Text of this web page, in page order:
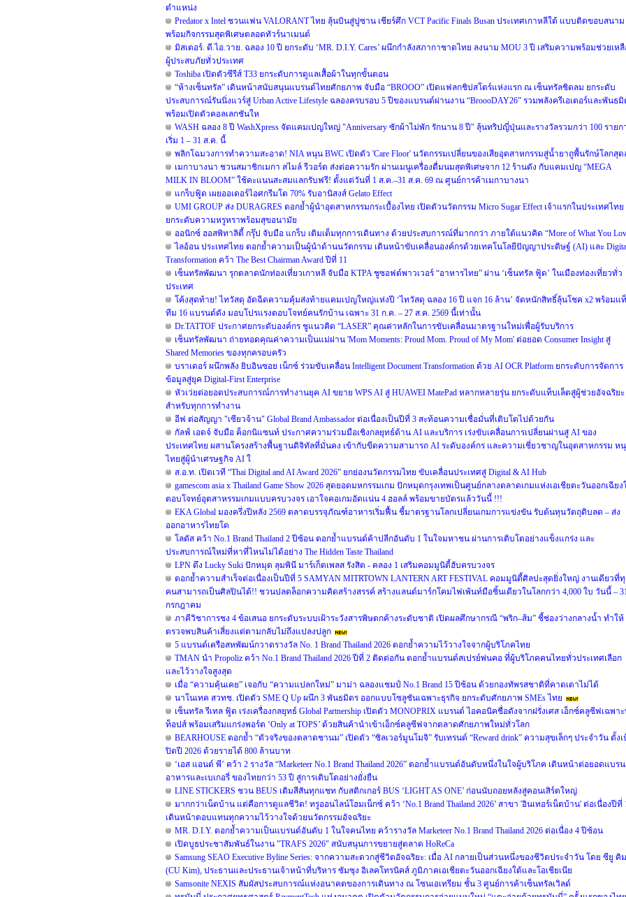
ตำแหน่ง
Predator x Intel ชวนแฟน VALORANT ไทย ลุ้นบินสู่ปูซาน เชียร์ศึก VCT Pacific Finals Busan ประเทศเกาหลีใต้ แบบติดขอบสนาม
พร้อมกิจกรรมสุดพิเศษตลอดทัวร์นาเมนต์
มิสเตอร์. ดี.ไอ.วาย. ฉลอง 10 ปี ยกระดับ ‘MR. D.I.Y. Cares’ ผนึกกำลังสภากาชาดไทย ลงนาม MOU 3 ปี เสริมความพร้อมช่วยเห
ผู้ประสบภัยทั่วประเทศ
Toshiba เปิดตัวซีรีส์ T33 ยกระดับการดูแลเสื้อผ้าในทุกขั้นตอน
“ห้างเซ็นทรัล” เดินหน้าสนับสนุนแบรนด์ไทยศักยภาพ จับมือ “BROOO” เปิดแฟลกชิปสโตร์แห่งแรก ณ เซ็นทรัลชิดลม ยกระดับ
ประสบการณ์รันนิ่งแวร์สู่ Urban Active Lifestyle ฉลองครบรอบ 5 ปีของแบรนด์ผ่านงาน “BroooDAY26” รวมพลังครีเอเตอร์และพันธมิ
พร้อมเปิดตัวคอลเลกชันให
WASH ฉลอง 8 ปี WashXpress จัดแคมเปญใหญ่ "Anniversary ซักผ้าไม่พัก รักนาน 8 ปี" ลุ้นทริปญี่ปุ่นและรางวัลรวมกว่า 100 รายก
เริ่ม 1 – 31 ส.ค. นี้
พลิกโฉมวงการทำความสะอาด! NIA หนุน BWC เปิดตัว 'Care Floor' นวัตกรรมเปลี่ยนของเสียอุตสาหกรรมสู่น้ำยาถูพื้นรักษ์โลกสุด
เมกาบางนา ชวนสมาชิกเมกา สไมล์ รีวอร์ด ส่งต่อความรัก ผ่านเมนูเครื่องดื่มนมสุดพิเศษจาก 12 ร้านดัง กับแคมเปญ “MEGA
MILK IN BLOOM” ใช้คะแนนสะสมแลกรับฟรี! ตั้งแต่วันที่ 1 ส.ค.–31 ส.ค. 69 ณ ศูนย์การค้าเมกาบางนา
แกร็บฟู้ด เผยออเดอร์ไอศกรีมโต 70% รับอานิสงส์ Gelato Effect
UMI GROUP ส่ง DURAGRES ตอกย้ำผู้นำอุตสาหกรรมกระเบื้องไทย เปิดตัวนวัตกรรม Micro Sugar Effect เจ้าแรกในประเทศไทย
ยกระดับความหรูหราพร้อมสุขอนามัย
ออนิกซ์ ฮอสพิทาลิตี้ กรุ๊ป จับมือ แกร็บ เติมเต็มทุกการเดินทาง ด้วยประสบการณ์ที่มากกว่า ภายใต้แนวคิด “More of What You
ไลอ้อน ประเทศไทย ตอกย้ำความเป็นผู้นำด้านนวัตกรรม เดินหน้าขับเคลื่อนองค์กรด้วยเทคโนโลยีปัญญาประดิษฐ์ (AI) และ
Transformation คว้า The Best Chairman Award ปีที่ 11
เซ็นทรัลพัฒนา รุกตลาดนักท่องเที่ยวเกาหลี จับมือ KTPA ชูซอฟต์พาวเวอร์ “อาหารไทย” ผ่าน ‘เซ็นทรัล ฟู้ด’ ในเมืองท่องเที่ยวทั่ว
ประเทศ
โค้งสุดท้าย! ไทวัสดุ อัดฉีดความคุ้มส่งท้ายแคมเปญใหญ่แห่งปี ‘ไทวัสดุ ฉลอง 16 ปี แจก 16 ล้าน’ จัดหนักสิทธิ์ลุ้นโชค x2 พร้อมแ
ทีม 16 แบรนด์ดัง มอบโปรแรงตอบโจทย์คนรักบ้าน เฉพาะ 31 ก.ค. – 27 ส.ค. 2569 นี้เท่านั้น
Dr.TATTOF ประกาศยกระดับองค์กร ชูแนวคิด “LASER” คุณค่าหลักในการขับเคลื่อนมาตรฐานใหม่เพื่อผู้รับบริการ
เซ็นทรัลพัฒนา ถ่ายทอดคุณค่าความเป็นแม่ผ่าน 'Mom Moments: Proud Mom. Proud of My Mom' ต่อยอด Consumer Insight สู่
Shared Memories ของทุกครอบครัว
บราเดอร์ ผนึกพลัง ยิบอินซอย เน็กซ์ ร่วมขับเคลื่อน Intelligent Document Transformation ด้วย AI OCR Platform ยกระดับการจัดการ
ข้อมูลสู่ยุค Digital-First Enterprise
หัวเว่ยต่อยอดประสบการณ์การทำงานยุค AI ขยาย WPS AI สู่ HUAWEI MatePad หลากหลายรุ่น ยกระดับแท็บเล็ตสู่ผู้ช่วยอัจฉริยะ
สำหรับทุกการทำงาน
อีฟ ต่อสัญญา "เซียวจ้าน" Global Brand Ambassador ต่อเนื่องเป็นปีที่ 3 สะท้อนความเชื่อมั่นที่เติบโตไปด้วยกัน
กัลฟ์ เอดจ์ จับมือ ค็อกนิแซนท์ ประกาศความร่วมมือเชิงกลยุทธ์ด้าน AI และบริการ เร่งขับเคลื่อนการเปลี่ยนผ่านสู่ AI ของ
ประเทศไทย ผสานโครงสร้างพื้นฐานดิจิทัลที่มั่นคง เข้ากับขีดความสามารถ AI ระดับองค์กร และความเชี่ยวชาญในอุตสาหกรรม ห
ไทยสู่ผู้นำเศรษฐกิจ AI ใ
ส.อ.ท. เปิดเวที “Thai Digital and AI Award 2026” ยกย่องนวัตกรรมไทย ขับเคลื่อนประเทศสู่ Digital & AI Hub
gamescom asia x Thailand Game Show 2026 สุดยอดมหกรรมเกม ปักหมุดกรุงเทพเป็นศูนย์กลางตลาดเกมแห่งเอเชียตะวันออกเฉียง
ตอบโจทย์อุตสาหรรมเกมแบบครบวงจร เอาใจคอเกมอัดแน่น 4 ฮอลล์ พร้อมขายบัตรแล้ววันนี้ !!!
EKA Global มองครึ่งปีหลัง 2569 ตลาดบรรจุภัณฑ์อาหารเริ่มฟื้น ชี้มาตรฐานโลกเปลี่ยนเกมการแข่งขัน รับต้นทุนวัตถุดิบลด – ส่ง
ออกอาหารไทยโต
โลตัส คว้า No.1 Brand Thailand 2 ปีซ้อน ตอกย้ำแบรนด์ค้าปลีกอันดับ 1 ในใจมหาชน ผ่านการเติบโตอย่างแข็งแกร่ง และ
ประสบการณ์ใหม่ที่หาที่ไหนไม่ได้อย่าง The Hidden Taste Thailand
LPN ดึง Lucky Suki ปักหมุด ลุมพินี มาร์เก็ตเพลส รังสิต - คลอง 1 เสริมคอมมูนิตี้ฮับครบวงจร
ตอกย้ำความสำเร็จต่อเนื่องเป็นปีที่ 5 SAMYAN MITRTOWN LANTERN ART FESTIVAL คอมมูนิตี้ศิลปะสุดยิ่งใหญ่ งานเดียวที่
คนสามารถเป็นศิลปินได้!! ชวนปลดล็อกความคิดสร้างสรรค์ สร้างแลนด์มาร์กโคมไฟเพ้นท์มือชิ้นเดียวในโลกกว่า 4,000 ใบ วันนี้ –
กรกฎาคม
ภาคีวิชาการชง 4 ข้อเสนอ ยกระดับระบบเฝ้าระวังสารพิษตกค้างระดับชาติ เปิดผลศึกษากรณี “พริก–ส้ม” ชี้ช่องว่างกลางน้ำ ทำให้
ตรวจพบสินค้าเสี่ยงแต่ตามกลับไม่ถึงแปลงปลูก
5 แบรนด์เครือสหพัฒน์กวาดรางวัล No. 1 Brand Thailand 2026 ตอกย้ำความไว้วางใจจากผู้บริโภคไทย
TMAN นำ Propoliz คว้า No.1 Brand Thailand 2026 ปีที่ 2 ติดต่อกัน ตอกย้ำแบรนด์สเปรย์พ่นคอ ที่ผู้บริโภคคนไทยทั่วประเทศเลือก
และไว้วางใจสูงสุด
เมื่อ “ความคุ้นเคย” เจอกับ “ความแปลกใหม่” มาม่า ฉลองแชมป์ No.1 Brand 15 ปีซ้อน ด้วยกองทัพรสชาติที่คาดเดาไม่ได้
นาโนเทค สวทช. เปิดตัว SME Q Up ผนึก 3 พันธมิตร ออกแบบโซลูชันเฉพาะธุรกิจ ยกระดับศักยภาพ SMEs ไทย
เซ็นทรัล รีเทล ฟู้ด เร่งเครื่องกลยุทธ์ Global Partnership เปิดตัว MONOPRIX แบรนด์ ไอคอนิคชื่อดังจากฝรั่งเศส เอ็กซ์คลูซีฟเฉพา
ท็อปส์ พร้อมเสริมแกร่งพอร์ต ‘Only at TOPS’ ด้วยสินค้านำเข้าเอ็กซ์คลูซีฟจากตลาดศักยภาพใหม่ทั่วโลก
BEARHOUSE ตอกย้ำ “ตัวจริงของตลาดชานม” เปิดตัว “ซิลเวอร์มูนโมจิ” รับเทรนด์ “Reward drink” ความสุขเล็กๆ ประจำวัน ตั้งเ
ปิดปี 2026 ด้วยรายได้ 800 ล้านบาท
‘เอส แอนด์ พี’ คว้า 2 รางวัล “Marketeer No.1 Brand Thailand 2026” ตอกย้ำแบรนด์อันดับหนึ่งในใจผู้บริโภค เดินหน้าต่อยอดแบร
อาหารและเบเกอรี่ ของไทยกว่า 53 ปี สู่การเติบโตอย่างยั่งยืน
LINE STICKERS ชวน BEUS เติมสีสันทุกแชท กับสติกเกอร์ BUS ‘LIGHT AS ONE’ ก่อนนับถอยหลังสู่คอนเสิร์ตใหญ่
มากกว่าเน็ตบ้าน แต่คือการดูแลชีวิต! ทรูออนไลน์โฮมเน็กซ์ คว้า ‘No.1 Brand Thailand 2026’ สาขา 'อินเทอร์เน็ตบ้าน' ต่อเนื่องปีที่
เดินหน้าตอบแทนทุกความไว้วางใจด้วยนวัตกรรมอัจฉริยะ
MR. D.I.Y. ตอกย้ำความเป็นแบรนด์อันดับ 1 ในใจคนไทย คว้ารางวัล Marketeer No.1 Brand Thailand 2026 ต่อเนื่อง 4 ปีซ้อน
เปิดบูธประชาสัมพันธ์ในงาน "TRAFS 2026" สนับสนุนการขยายสู่ตลาด HoReCa
Samsung SEAO Executive Byline Series: จากความสะดวกสู่ชีวิตอัจฉริยะ: เมื่อ AI กลายเป็นส่วนหนึ่งของชีวิตประจำวัน โดย ซียู คิม
(CU Kim), ประธานและประธานเจ้าหน้าที่บริหาร ซัมซุง อิเลคโทรนิคส์ ภูมิภาคเอเชียตะวันออกเฉียงใต้และโอเชียเนีย
Samsonite NEXIS สัมผัสประสบการณ์แห่งอนาคตของการเดินทาง ณ โซนเอเทรียม ชั้น 3 ศูนย์การค้าเซ็นทรัลเวิลด์